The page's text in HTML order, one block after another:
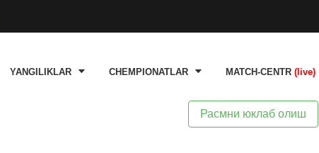
YANGILIKLAR CHEMPIONATLAR MATCH-CENTR (live)
Расмни юклаб олиш